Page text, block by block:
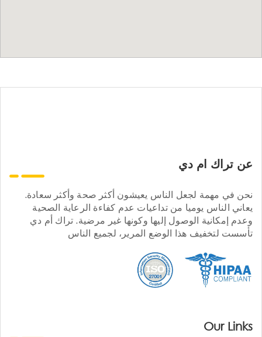
عن تراك ام دي
نحن في مهمة لجعل الناس يعيشون أكثر صحة وأكثر سعادة.
يعاني الناس يوميا من تداعيات عدم كفاءة الرعاية الصحية
وعدم إمكانية الوصول إليها وكونها غير مرضية. تراك أم دي
تأسست لتخفيف هذا الوضع المرير، لجميع الناس
Our Links